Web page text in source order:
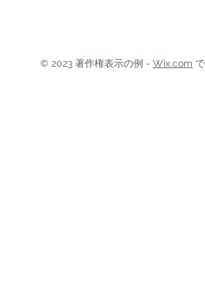
© 2023 著作権表示の例 - Wix.com